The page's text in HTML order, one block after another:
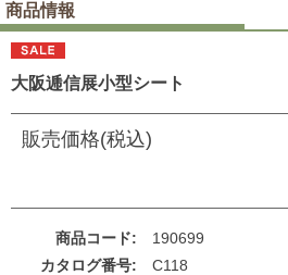
商品情報
大阪逓信展小型シート
販売価格(税込)
商品コード
190699
カタログ番号
C118